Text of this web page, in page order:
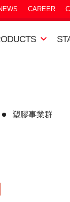
CAREER
塑膠事業群